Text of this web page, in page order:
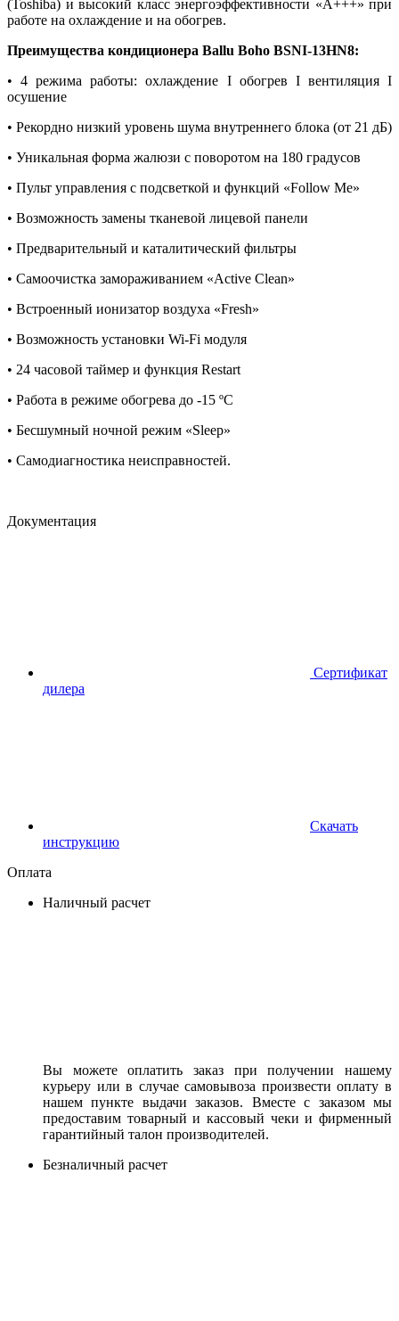
(Toshiba) и высокий класс энергоэффективности «А+++» при
работе на охлаждение и на обогрев.
Преимущества кондиционера Ballu Boho BSNI-13HN8:
• 4 режима работы: охлаждение I обогрев I вентиляция I
осушение
• Рекордно низкий уровень шума внутреннего блока (от 21 дБ)
• Уникальная форма жалюзи с поворотом на 180 градусов
• Пульт управления с подсветкой и функций «Follow Me»
• Возможность замены тканевой лицевой панели
• Предварительный и каталитический фильтры
• Самоочистка замораживанием «Active Clean»
• Встроенный ионизатор воздуха «Fresh»
• Возможность установки Wi-Fi модуля
• 24 часовой таймер и функция Restart
• Работа в режиме обогрева до -15 ºС
• Бесшумный ночной режим «Sleep»
• Самодиагностика неисправностей.
Документация
Сертификат
дилера
Скачать
инструкцию
Оплата
Наличный расчет
Вы можете оплатить заказ при получении нашему
курьеру или в случае самовывоза произвести оплату в
нашем пункте выдачи заказов. Вместе с заказом мы
предоставим товарный и кассовый чеки и фирменный
гарантийный талон производителей.
Безналичный расчет